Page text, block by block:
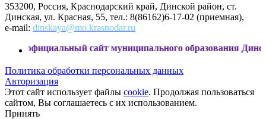
353200, Россия, Краснодарский край, Динской район, ст.
Динская, ул. Красная, 55, тел.: 8(86162)6-17-02 (приемная),
e-mail: dinskaya@mo.krasnodar.ru
сайт муниципального образования Динской район
Политика обработки персональных данных
Авторизация
Этот сайт использует файлы cookie. Продолжая пользоваться
сайтом, Вы соглашаетесь с их использованием.
Принять